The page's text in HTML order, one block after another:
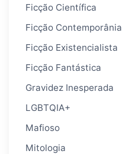
Ficção Científica
Ficção Contemporânia
Ficção Existencialista
Ficção Fantástica
Gravidez Inesperada
LGBTQIA+
Mafioso
Mitologia